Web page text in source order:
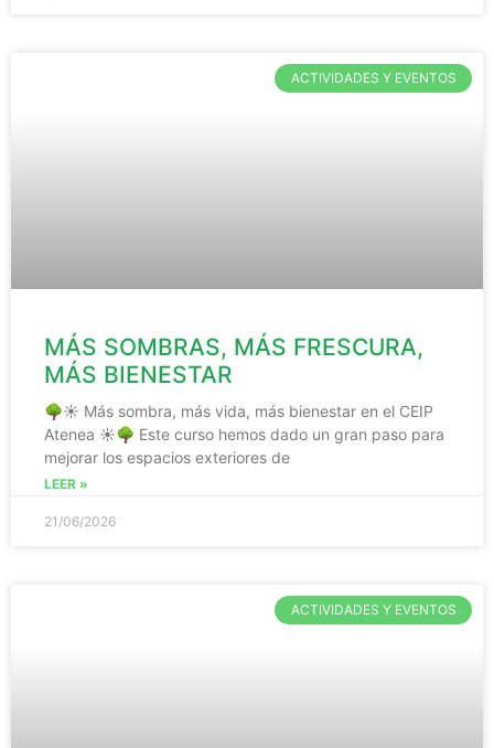
ACTIVIDADES Y EVENTOS
MÁS SOMBRAS, MÁS FRESCURA,
MÁS BIENESTAR
🌳☀️ Más sombra, más vida, más bienestar en el CEIP
Atenea ☀️🌳 Este curso hemos dado un gran paso para
mejorar los espacios exteriores de
LEER »
21/06/2026
ACTIVIDADES Y EVENTOS